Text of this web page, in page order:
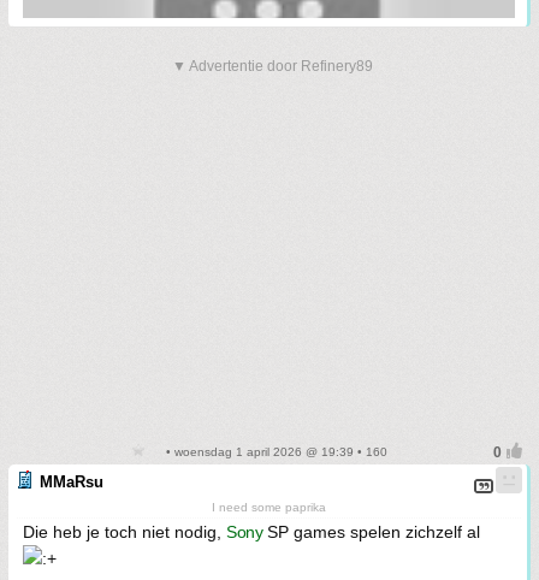
▼ Advertentie door Refinery89
• woensdag 1 april 2026 @ 19:39 • 160
MMaRsu
I need some paprika
Die heb je toch niet nodig, SonySP games spelen zichzelf al